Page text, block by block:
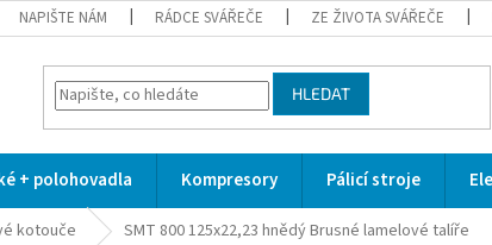
NAPIŠTE NÁM RÁDCE SVÁŘEČE ZE ŽIVOTA SVÁŘEČE
HLEDAT
+ polohovadla Kompresory Pálicí stroje
kotouče SMT 800 125x22,23 hnědýBrusné lamelové talíře